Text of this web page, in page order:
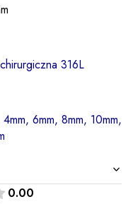
316L
6mm, 8mm, 10mm,
0.00